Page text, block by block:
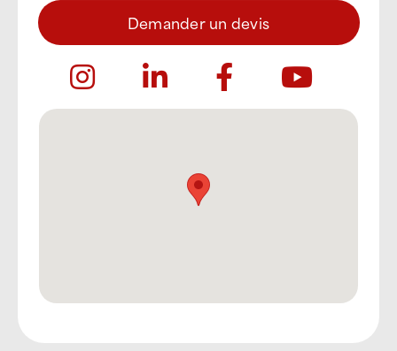
Demander un devis